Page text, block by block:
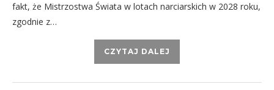
fakt, że Mistrzostwa Świata w lotach narciarskich w 2028 roku,
zgodnie z…
CZYTAJ DALEJ